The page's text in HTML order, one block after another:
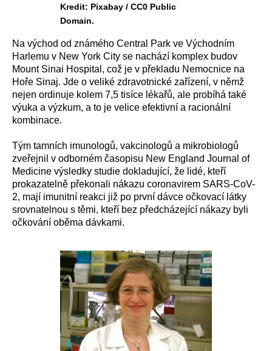
Kredit: Pixabay / CC0 Public
Domain.
Na východ od známého Central Park ve Východním
Harlemu v New York City se nachází komplex budov
Mount Sinai Hospital, což je v překladu Nemocnice na
Hoře Sinaj. Jde o veliké zdravotnické zařízení, v němž
nejen ordinuje kolem 7,5 tisíce lékařů, ale probíhá také
výuka a výzkum, a to je velice efektivní a racionální
kombinace.
Tým tamních imunologů, vakcinologů a mikrobiologů
zveřejnil v odborném časopisu New England Journal of
Medicine výsledky studie dokladující, že lidé, kteří
prokazatelně překonali nákazu coronavirem SARS-CoV-
2, mají imunitní reakci již po první dávce očkovací látky
srovnatelnou s těmi, kteří bez předcházející nákazy byli
očkování oběma dávkami.